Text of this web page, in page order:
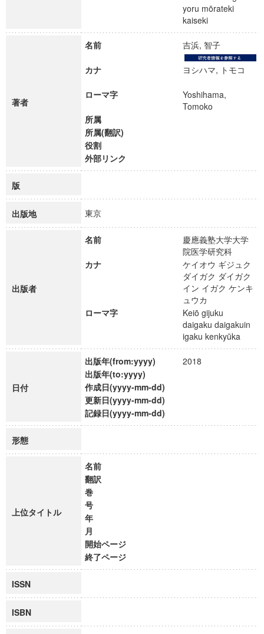
yoru mōrateki
kaiseki
著者
名前 吉浜, 智子
カナ ヨシハマ, トモコ
ローマ字
Yoshihama,
Tomoko
所属
所属(翻訳)
役割
外部リンク
版
出版地 東京
出版者
名前
慶應義塾大学大学
院医学研究科
カナ
ケイオウ ギジュク
ダイガク ダイガク
イン イガク ケンキ
ュウカ
ローマ字
Keiō gijuku
daigaku daigakuin
igaku kenkyūka
日付
出版年(from:yyyy)
2018
出版年(to:yyyy)
作成日(yyyy-mm-dd)
更新日(yyyy-mm-dd)
記録日(yyyy-mm-dd)
形態
上位タイトル
名前
翻訳
巻
号
年
月
開始ページ
終了ページ
ISSN
ISBN